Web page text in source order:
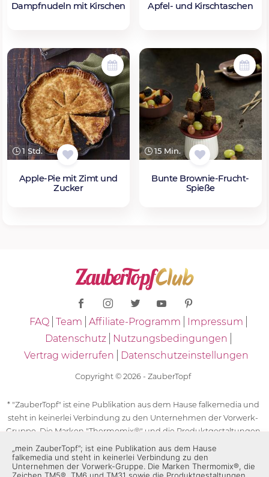
Dampfnudeln mit Kirschen Apfel- und Kirschtaschen
1 Std.
Apple-Pie mit Zimt und
Zucker
15 Min.
Bunte Brownie-Frucht-
Spieße
FAQ Team Affiliate-Programm
Impressum
Datenschutz
Nutzungsbedingungen
Vertrag widerrufen
Datenschutzeinstellungen
Copyright © 2026 - ZauberTopf
* "ZauberTopf" ist eine Publikation aus dem Hause falkemedia und
steht in keinerlei Verbindung zu den Unternehmen der Vorwerk-
Gruppe. Die Marken "Thermomix®" und die Produktgestaltungen
des "Thermomix®" sind eingetragene Marken der Unternehmen
der Vorwerk-Gruppe. Die Marken Thermomix®, die Zeichen TM5®,
TM6 und TM31 sowie die Produktgestaltungen des Thermomix®
„mein ZauberTopf”; ist eine Publikation aus dem Hause
falkemedia und steht in keinerlei Verbindung zu den
Unternehmen der Vorwerk-Gruppe. Die Marken Thermomix®, die